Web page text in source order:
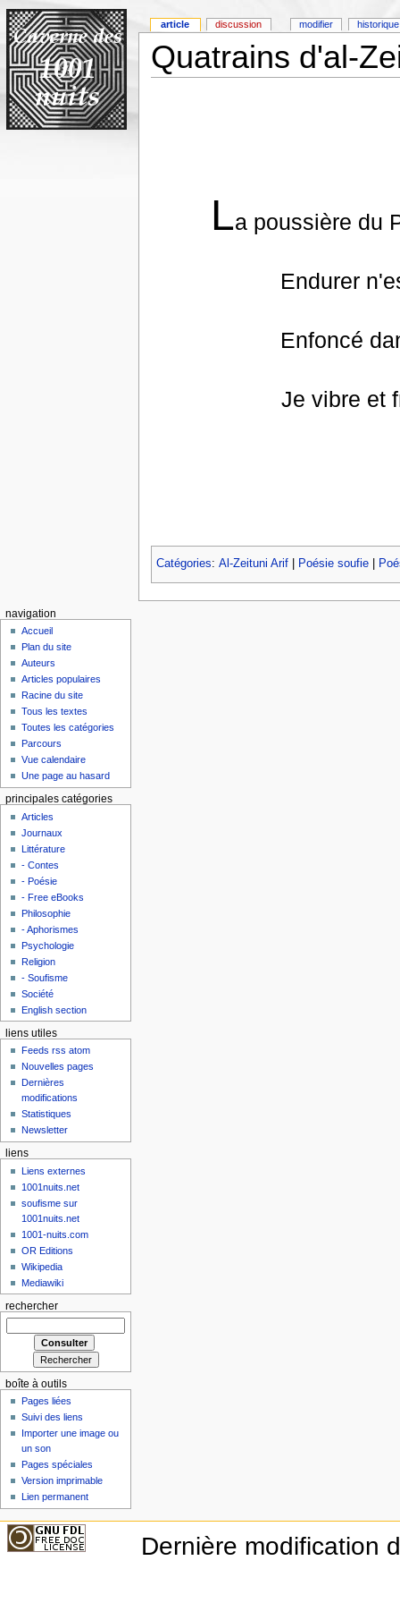
Quatrains d'al-
La poussière du
Endurer
Enfoncé
Je vibre et
Catégories: Al-Zeituni Arif| Poésie soufie|
article discussion modifier historique
navigation
Accueil
Plan du site
Auteurs
Articles populaires
Racine du site
Tous les textes
Toutes les catégories
Parcours
Vue calendaire
Une page au hasard
principales catégories
Articles
Journaux
Littérature
- Contes
- Poésie
- Free eBooks
Philosophie
- Aphorismes
Psychologie
Religion
- Soufisme
Société
English section
liens utiles
Feeds rss atom
Nouvelles pages
Dernières
modifications
Statistiques
Newsletter
liens
Liens externes
1001nuits.net
soufisme sur
1001nuits.net
1001-nuits.com
OR Editions
Wikipedia
Mediawiki
rechercher
boîte à outils
Pages liées
Suivi des liens
Importer une image ou
un son
Pages spéciales
Version imprimable
Lien permanent
Dernière modification